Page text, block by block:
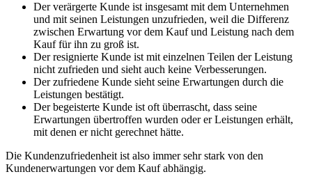
Der verärgerte Kunde ist insgesamt mit dem Unternehmen
und mit seinen Leistungen unzufrieden, weil die Differenz
zwischen Erwartung vor dem Kauf und Leistung nach dem
Kauf für ihn zu groß ist.
Der resignierte Kunde ist mit einzelnen Teilen der Leistung
nicht zufrieden und sieht auch keine Verbesserungen.
Der zufriedene Kunde sieht seine Erwartungen durch die
Leistungen bestätigt.
Der begeisterte Kunde ist oft überrascht, dass seine
Erwartungen übertroffen wurden oder er Leistungen erhält,
mit denen er nicht gerechnet hätte.
Die Kundenzufriedenheit ist also immer sehr stark von den
Kundenerwartungen vor dem Kauf abhängig.